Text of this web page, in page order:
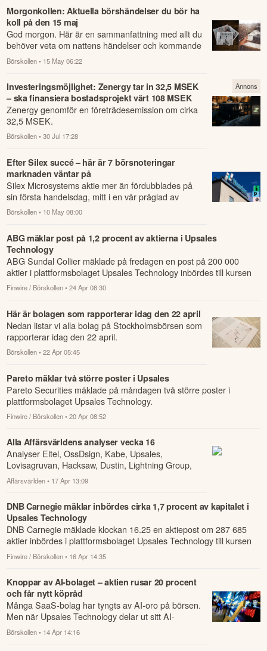
Morgonkollen: Aktuella börshändelser du bör ha
koll på den 15 maj
God morgon. Här är en sammanfattning med allt du
behöver veta om nattens händelser och kommande
dagens viktigaste händelser på börsen.
Börskollen • 15 May 06:22
Investeringsmöjlighet: Zenergy tar in 32,5 MSEK
– ska finansiera bostadsprojekt värt 108 MSEK
Zenergy genomför en företrädesemission om cirka
32,5 MSEK.
Börskollen • 30 Jul 17:28
Annons
Efter Silex succé – här är 7 börsnoteringar
marknaden väntar på
Silex Microsystems aktie mer än fördubblades på
sin första handelsdag, mitt i en vår präglad av
geopolitisk oro och svag riskaptit.
Börskollen • 10 May 08:00
ABG mäklar post på 1,2 procent av aktierna i Upsales
Technology
ABG Sundal Collier mäklade på fredagen en post på 200 000
aktier i plattformsbolaget Upsales Technology inbördes till kursen
26,55 kronor pe...
Finwire / Börskollen • 24 Apr 08:30
Här är bolagen som rapporterar idag den 22 april
Nedan listar vi alla bolag på Stockholmsbörsen som
rapporterar idag den 22 april.
Börskollen • 22 Apr 05:45
Pareto mäklar två större poster i Upsales
Pareto Securities mäklade på måndagen två större poster i
plattformsbolaget Upsales Technology.
Finwire / Börskollen • 20 Apr 08:52
Alla Affärsvärldens analyser vecka 16
Analyser Eltel, OssDsign, Kabe, Upsales,
Lovisagruvan, Hacksaw, Dustin, Lightning Group,
Kinnevik, Mildef, Lindex, Cibus Nordic, Atrium
Ljun...
Affärsvärlden • 17 Apr 13:09
DNB Carnegie mäklar inbördes cirka 1,7 procent av kapitalet i
Upsales Technology
DNB Carnegie mäklade klockan 16.25 en aktiepost om 287 685
aktier inbördes i plattformsbolaget Upsales Technology till kursen
25,50 kronor.
Finwire / Börskollen • 16 Apr 14:35
Knoppar av AI-bolaget – aktien rusar 20 procent
och får nytt köpråd
Många SaaS-bolag har tyngts av AI-oro på börsen.
Men när Upsales Technology delar ut sitt AI-
dotterbolag Aira till aktieägarna svarar markna...
Börskollen • 14 Apr 14:16